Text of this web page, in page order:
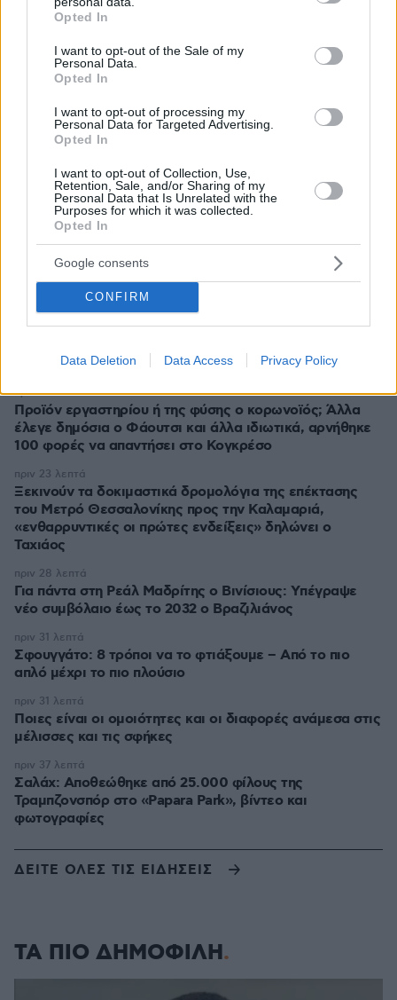
grant or deny consent to Google and its third-party tags to
use your data for below specified purposes in below Google
consent section.
Opted In
I want to opt-out of the Sale of my
Personal Data.
Opted In
I want to opt-out of processing my
Personal Data for Targeted Advertising.
Opted In
I want to opt-out of Collection, Use,
Retention, Sale, and/or Sharing of my
Personal Data that Is Unrelated with the
Purposes for which it was collected.
Opted In
Google consents
CONFIRM
Data Deletion Data Access Privacy Policy
ΡΟΗ ΕΙΔΗΣΕΩΝ
Ειδήσεις Δημοφιλή Σχολιασμένα
ΠΑΟΚ - Άντερλεχτ 0-1 (Β' ημίχρονο): Παλεύει για την
ισοφάριση ο «Δικέφαλος», έχασε πέναλτι ο Μιχαηλίδης,
LIVE UPDATE
Τροχαίο ατύχημα για τον Mike, η ανάρτηση του ράπερ
πριν 9 λεπτά
5 ιστορικές εκκλησίες που αξίζει να γνωρίσετε στην
παλιά πόλη της Κέρκυρας
πριν 11 λεπτά
Το λάθος που μπορεί να σου χαλάσει τις διακοπές
Προϊόν εργαστηρίου ή της φύσης ο κορωνοϊός; Άλλα
έλεγε δημόσια ο Φάουτσι και άλλα ιδιωτικά, αρνήθηκε
100 φορές να απαντήσει στο Κογκρέσο
πριν 21 λεπτά
Ξεκινούν τα δοκιμαστικά δρομολόγια της επέκτασης
του Μετρό Θεσσαλονίκης προς την Καλαμαριά,
«ενθαρρυντικές οι πρώτες ενδείξεις» δηλώνει ο
Ταχιάος
πριν 23 λεπτά
Για πάντα στη Ρεάλ Μαδρίτης ο Βινίσιους: Yπέγραψε
νέο συμβόλαιο έως το 2032 ο Βραζιλιάνος
πριν 28 λεπτά
Σφουγγάτο: 8 τρόποι να το φτιάξουμε – Από το πιο
απλό μέχρι το πιο πλούσιο
πριν 31 λεπτά
Ποιες είναι οι ομοιότητες και οι διαφορές ανάμεσα στις
μέλισσες και τις σφήκες
πριν 31 λεπτά
Σαλάχ: Αποθεώθηκε από 25.000 φίλους της
Τραμπζονσπόρ στο «Papara Park», βίντεο και
φωτογραφίες
πριν 37 λεπτά
ΔΕΙΤΕ ΟΛΕΣ ΤΙΣ ΕΙΔΗΣΕΙΣ
ΤΑ ΠΙΟ ΔΗΜΟΦΙΛΗ